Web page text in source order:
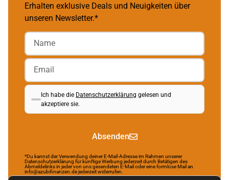
Erhalten exklusive Deals und Neuigkeiten über
unseren Newsletter.*
Ich habe die Datenschutzerklärung gelesen und
akzeptiere sie.
Absenden
*Du kannst der Verwendung deiner E-Mail-Adresse im Rahmen unserer
Datenschutzerklärung für künftige Werbung jederzeit durch Betätigen des
Abmeldelinks in jeder von uns gesendeten E-Mail oder eine formlose Mail an
info@azubifinanzen.de jederzeit widerrufen.